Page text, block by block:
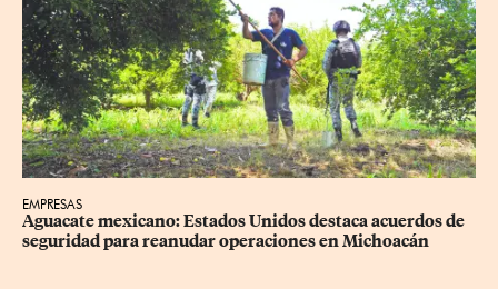
EMPRESAS
Aguacate mexicano: Estados Unidos destaca acuerdos de
seguridad para reanudar operaciones en Michoacán